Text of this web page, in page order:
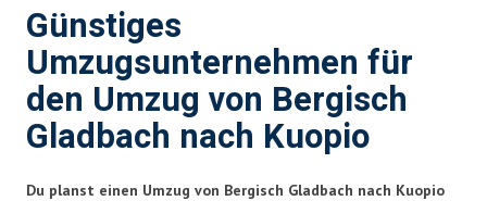
Günstiges
Umzugsunternehmen für
den Umzug von Bergisch
Gladbach nach Kuopio
Du planst einen Umzug von Bergisch Gladbach nach Kuopio